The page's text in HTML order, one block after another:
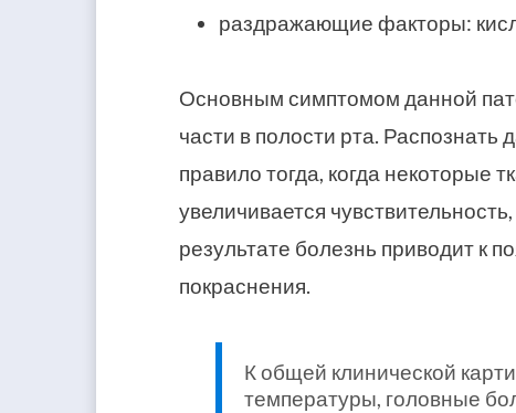
раздражающие факторы:
Основным симптомом данной
части в полости рта. Распознать
правило тогда, когда некоторые
увеличивается
результате болезнь приводит к
покраснения.
К общей клинической
температуры, головные